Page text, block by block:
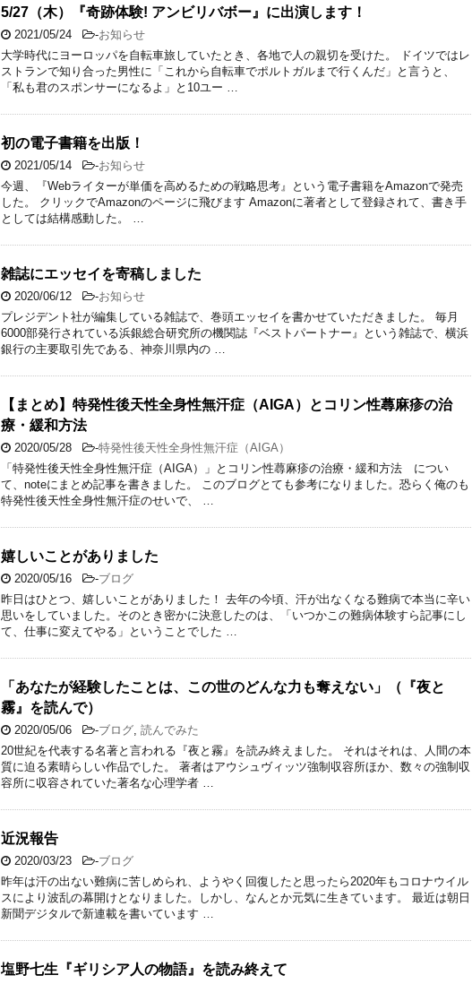
5/27（木）『奇跡体験! アンビリバボー』に出演します！
2021/05/24 -お知らせ
大学時代にヨーロッパを自転車旅していたとき、各地で人の親切を受けた。 ドイツではレ
ストランで知り合った男性に「これから自転車でポルトガルまで行くんだ」と言うと、
「私も君のスポンサーになるよ」と10ユー …
初の電子書籍を出版！
2021/05/14 -お知らせ
今週、『Webライターが単価を高めるための戦略思考』という電子書籍をAmazonで発売
した。 クリックでAmazonのページに飛びます Amazonに著者として登録されて、書き手
としては結構感動した。 …
雑誌にエッセイを寄稿しました
2020/06/12 -お知らせ
プレジデント社が編集している雑誌で、巻頭エッセイを書かせていただきました。 毎月
6000部発行されている浜銀総合研究所の機関誌『ベストパートナー』という雑誌で、横浜
銀行の主要取引先である、神奈川県内の …
【まとめ】特発性後天性全身性無汗症（AIGA）とコリン性蕁麻疹の治
療・緩和方法
2020/05/28 -特発性後天性全身性無汗症（AIGA）
「特発性後天性全身性無汗症（AIGA）」とコリン性蕁麻疹の治療・緩和方法 につい
て、noteにまとめ記事を書きました。 このブログとても参考になりました。恐らく俺のも
特発性後天性全身性無汗症のせいで、 …
嬉しいことがありました
2020/05/16 -ブログ
昨日はひとつ、嬉しいことがありました！ 去年の今頃、汗が出なくなる難病で本当に辛い
思いをしていました。そのとき密かに決意したのは、「いつかこの難病体験すら記事にし
て、仕事に変えてやる」ということでした …
「あなたが経験したことは、この世のどんな力も奪えない」（『夜と
霧』を読んで）
2020/05/06 -ブログ, 読んでみた
20世紀を代表する名著と言われる『夜と霧』を読み終えました。 それはそれは、人間の本
質に迫る素晴らしい作品でした。 著者はアウシュヴィッツ強制収容所ほか、数々の強制収
容所に収容されていた著名な心理学者 …
近況報告
2020/03/23 -ブログ
昨年は汗の出ない難病に苦しめられ、ようやく回復したと思ったら2020年もコロナウイル
スにより波乱の幕開けとなりました。しかし、なんとか元気に生きています。 最近は朝日
新聞デジタルで新連載を書いています …
塩野七生『ギリシア人の物語』を読み終えて